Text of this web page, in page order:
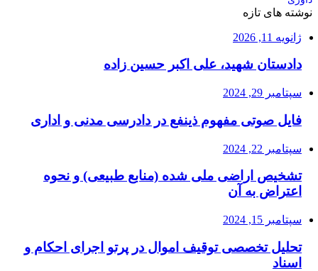
نوشته های تازه
ژانویه 11, 2026
دادستان شهید، علی اکبر حسین زاده
سپتامبر 29, 2024
فایل صوتی مفهوم ذینفع در دادرسی مدنی و اداری
سپتامبر 22, 2024
تشخیص اراضی ملی شده (منابع طبیعی) و نحوه
اعتراض به آن
سپتامبر 15, 2024
تحلیل تخصصی توقیف اموال در پرتو اجرای احکام و
اسناد